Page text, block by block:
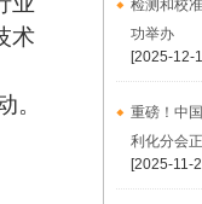
术
。
检测和校
功举办
[2025-12-
重磅！中
利化分会
[2025-11-